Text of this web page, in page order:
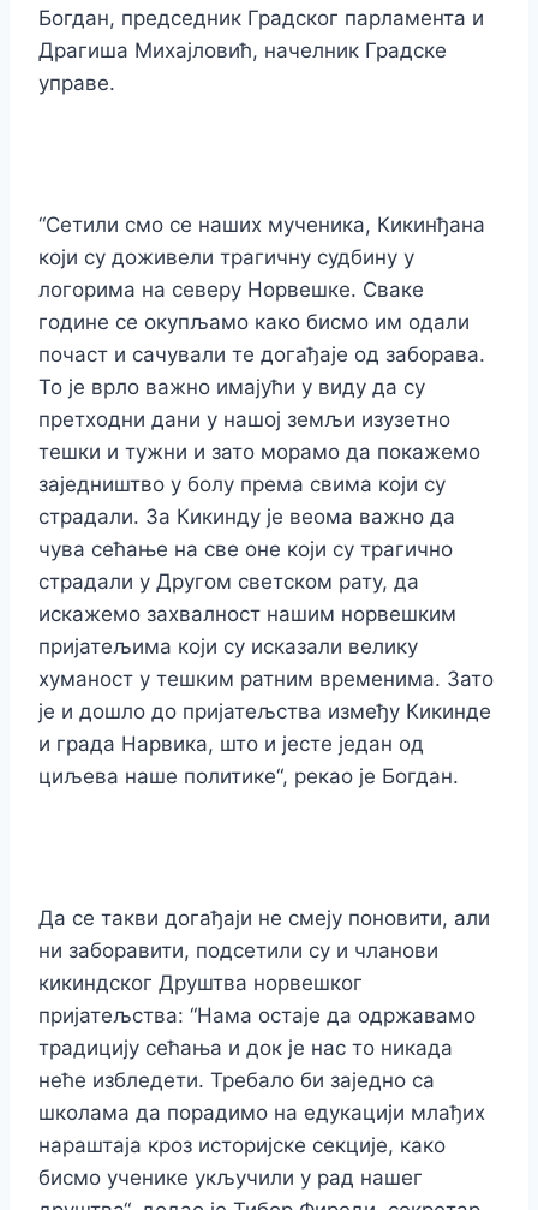
Богдан, председник Градског парламента и
Драгиша Михајловић, начелник Градске
управе.
“Сетили смо се наших мученика, Кикинђана
који су доживели трагичну судбину у
логорима на северу Норвешке. Сваке
године се окупљамо како бисмо им одали
почаст и сачували те догађаје од заборава.
То је врло важно имајући у виду да су
претходни дани у нашој земљи изузетно
тешки и тужни и зато морамо да покажемо
заједништво у болу према свима који су
страдали. За Кикинду је веома важно да
чува сећање на све оне који су трагично
страдали у Другом светском рату, да
искажемо захвалност нашим норвешким
пријатељима који су исказали велику
хуманост у тешким ратним временима. Зато
је и дошло до пријатељства између Кикинде
и града Нарвика, што и јесте један од
циљева наше политике“, рекао је Богдан.
Да се такви догађаји не смеју поновити, али
ни заборавити, подсетили су и чланови
кикиндског Друштва норвешког
пријатељства: “Нама остаје да одржавамо
традицију сећања и док је нас то никада
неће избледети. Требало би заједно са
школама да порадимо на едукацији млађих
нараштаја кроз историјске секције, како
бисмо ученике укључили у рад нашег